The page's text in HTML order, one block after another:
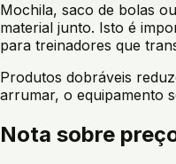
Mochila, saco de bolas
material junto. Isto é
para treinadores que
Produtos dobráveis
arrumar, o equipamento
Nota sobre